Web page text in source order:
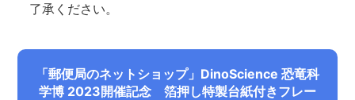
了承ください。
「郵便局のネットショップ」DinoScience 恐竜科
学博 2023開催記念 箔押し特製台紙付きフレー